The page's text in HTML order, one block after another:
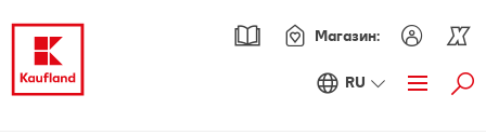
Магазин:
RU